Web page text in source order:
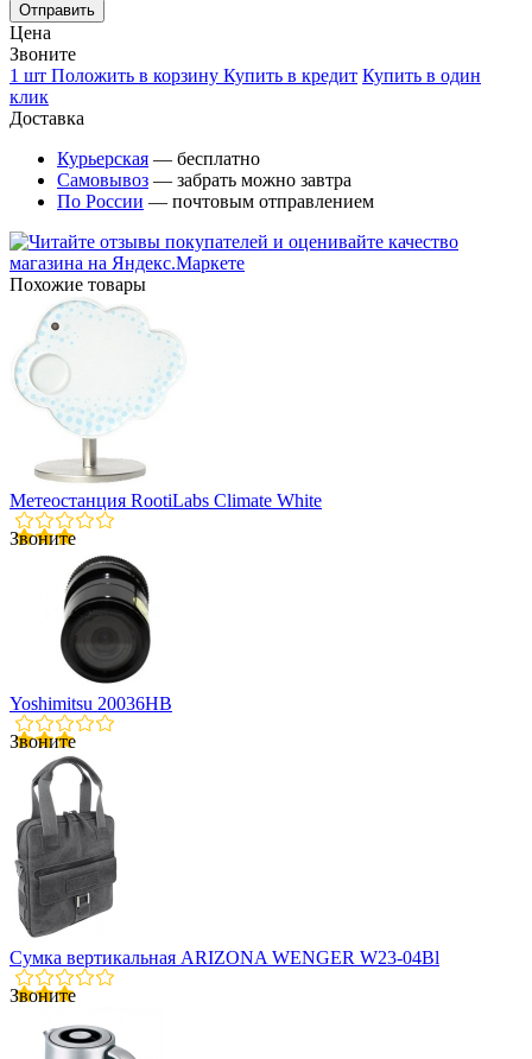
Цена
Звоните
1 шт Положить в корзину Купить в кредит Купить в один
клик
Доставка
Курьерская — бесплатно
Самовывоз — забрать можно завтра
По России — почтовым отправлением
Похожие товары
Метеостанция RootiLabs Climate White
Звоните
Yoshimitsu 20036HB
Звоните
Сумка вертикальная ARIZONA WENGER W23-04Bl
Звоните